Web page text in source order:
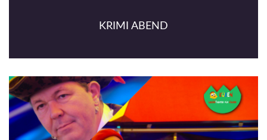
KRIMI ABEND